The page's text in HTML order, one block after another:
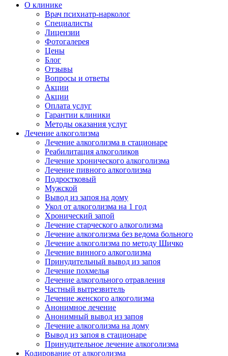
О клинике
Врач психиатр-нарколог
Специалисты
Лицензии
Фотогалерея
Цены
Блог
Отзывы
Вопросы и ответы
Акции
Акции
Оплата услуг
Гарантии клиники
Методы оказания услуг
Лечение алкоголизма
Лечение алкоголизма в стационаре
Реабилитация алкоголиков
Лечение хронического алкоголизма
Лечение пивного алкоголизма
Подростковый
Мужской
Вывод из запоя на дому
Укол от алкоголизма на 1 год
Хронический запой
Лечение старческого алкоголизма
Лечение алкоголизма без ведома больного
Лечение алкоголизма по методу Шичко
Лечение винного алкоголизма
Принудительный вывод из запоя
Лечение похмелья
Лечение алкогольного отравления
Частный вытрезвитель
Лечение женского алкоголизма
Анонимное лечение
Анонимный вывод из запоя
Лечение алкоголизма на дому
Вывод из запоя в стационаре
Принудительное лечение алкоголизма
Кодирование от алкоголизма